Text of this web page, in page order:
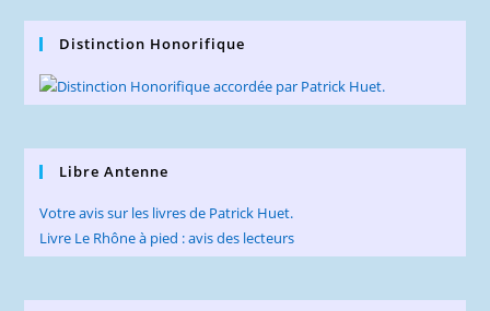
Distinction Honorifique
Libre Antenne
Votre avis sur les livres de Patrick Huet.
Livre Le Rhône à pied : avis des lecteurs